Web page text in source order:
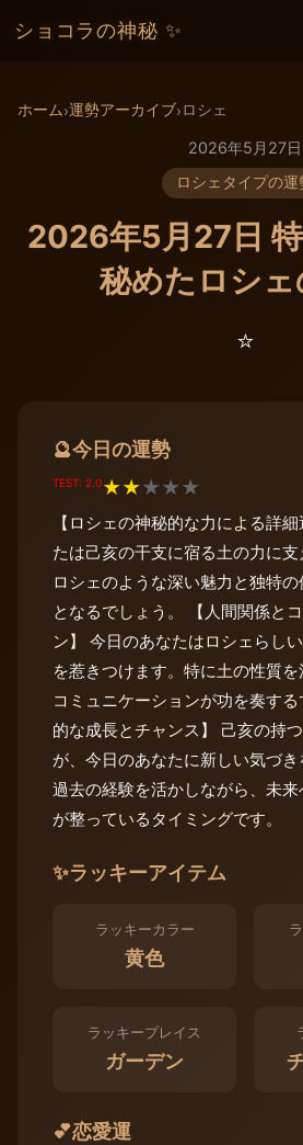
ショコラの神秘 ✨
ホーム›運勢アーカイブ›ロシェ
2026年5月27日
ロシェタイプの運
2026年5月27日
秘めたロシェ
⭐️
🔮今日の運勢
TEST: 2.0★★★★★
【ロシェの神秘的な力による詳
たは己亥の干支に宿る土の力に支
ロシェのような深い魅力と独特
となるでしょう。 【人間関係と
ン】 今日のあなたはロシェらし
を惹きつけます。特に土の性質
コミュニケーションが功を奏す
的な成長とチャンス】 己亥の持
が、今日のあなたに新しい気づき
過去の経験を活かしながら、未
が整っているタイミングです。
✨ラッキーアイテム
ラッキーカラー
黄色
ラッキープレイス
ガーデン
💕恋愛運